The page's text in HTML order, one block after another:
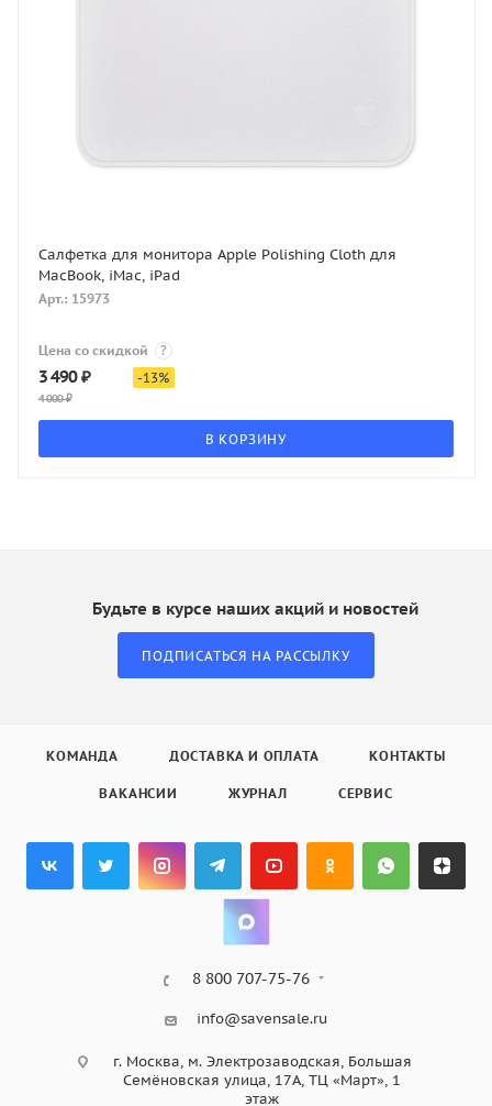
Салфетка для монитора Apple Polishing Cloth для
MacBook, iMac, iPad
Арт.: 15973
Цена со скидкой ?
3 490₽
4 000₽
-13%
В КОРЗИНУ
Будьте в курсе наших акций и новостей
ПОДПИСАТЬСЯ НА РАССЫЛКУ
КОМАНДА ДОСТАВКА И ОПЛАТА КОНТАКТЫ
ВАКАНСИИ ЖУРНАЛ СЕРВИС
8 800 707-75-76
info@savensale.ru
г. Москва, м. Электрозаводская, Большая
Семёновская улица, 17А, ТЦ «Март», 1
этаж